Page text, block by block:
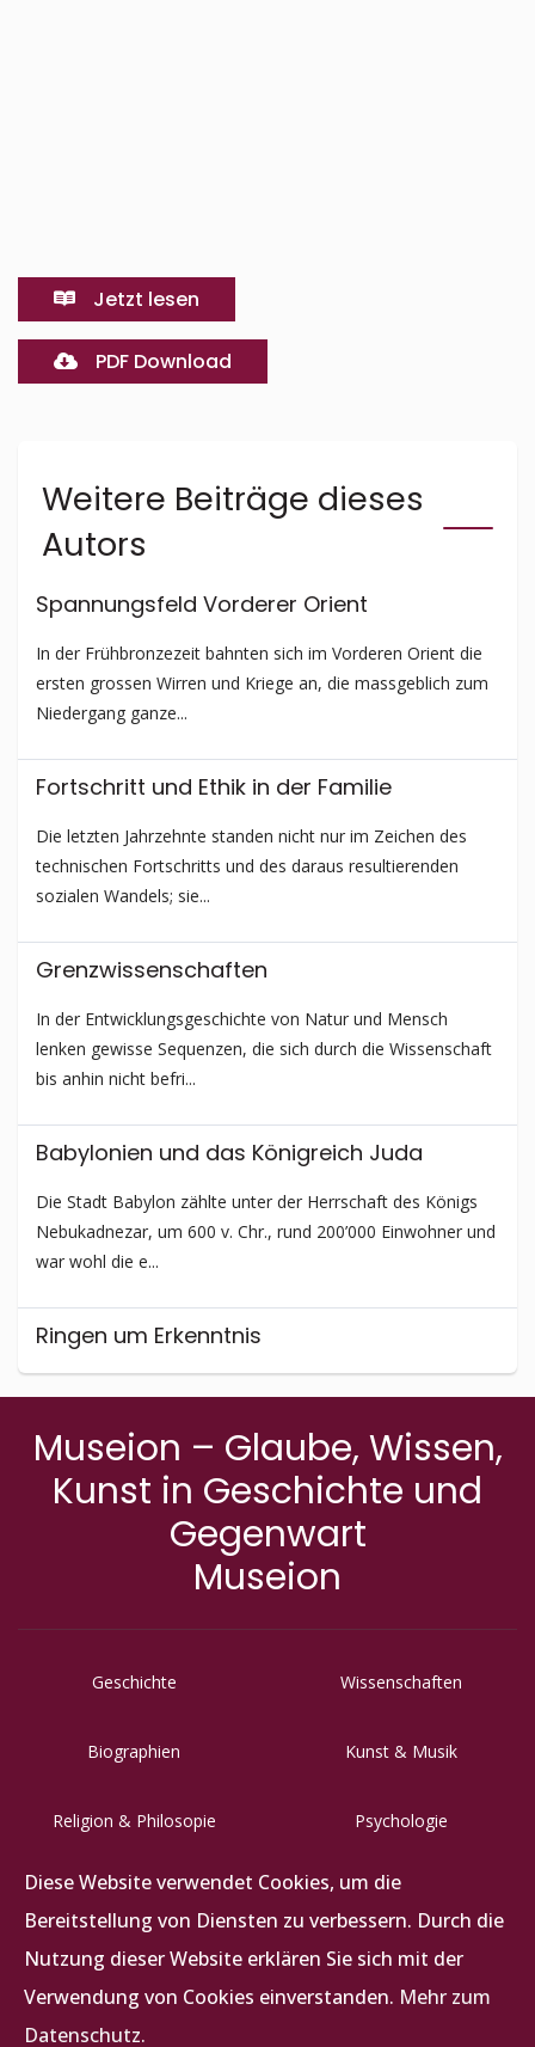
Jetzt lesen
PDF Download
Weitere Beiträge dieses
Autors
Spannungsfeld Vorderer Orient
In der Frühbronzezeit bahnten sich im Vorderen Orient die
ersten grossen Wirren und Kriege an, die massgeblich zum
Niedergang ganze...
Fortschritt und Ethik in der Familie
Die letzten Jahrzehnte standen nicht nur im Zeichen des
technischen Fortschritts und des daraus resultierenden
sozialen Wandels; sie...
Grenzwissen­schaften
In der Entwicklungs­geschichte von Natur und Mensch
lenken gewisse Sequenzen, die sich durch die Wissenschaft
bis anhin nicht befri...
Babylonien und das Königreich Juda
Die Stadt Babylon zählte unter der Herrschaft des Königs
Nebukadnezar, um 600 v. Chr., rund 200’000 Einwohner und
war wohl die e...
Ringen um Erkenntnis
Dank der Möglichke...
Museion – Glaube, Wissen,
Kunst in Geschichte und
Gegenwart
Museion
Geschichte Wissenschaften
Biographien Kunst & Musik
Religion & Philosopie Psychologie
Letzigraben 117, CH-8047 Zürich
+41 (0)44 492 62 62
Diese Website verwendet Cookies, um die
Bereitstellung von Diensten zu verbessern. Durch die
Nutzung dieser Website erklären Sie sich mit der
Verwendung von Cookies einverstanden. Mehr zum
Datenschutz.